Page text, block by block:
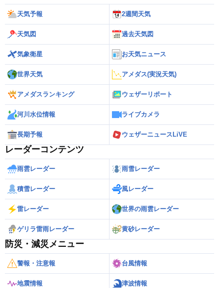
天気予報 2週間天気
天気図 過去天気図
気象衛星 お天気ニュース
世界天気 アメダス(実況天気)
アメダスランキング ウェザーリポート
河川水位情報 ライブカメラ
長期予報 ウェザーニュースLiVE
レーダーコンテンツ
雨雲レーダー 雨雪レーダー
積雪レーダー 風レーダー
雷レーダー 世界の雨雲レーダー
ゲリラ雷雨レーダー 黄砂レーダー
防災・減災メニュー
警報・注意報 台風情報
地震情報 津波情報